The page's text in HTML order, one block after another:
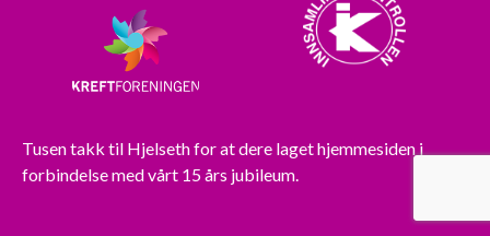
Tusen takk til Hjelsethfor at dere laget hjemmesiden i
forbindelse med vårt 15 års jubileum.